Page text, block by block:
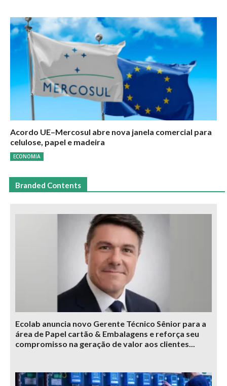
Acordo UE–Mercosul abre nova janela comercial para
celulose, papel e madeira
ECONOMIA
Branded Contents
Ecolab anuncia novo Gerente Técnico Sênior para a
área de Papel cartão & Embalagens e reforça seu
compromisso na geração de valor aos clientes...